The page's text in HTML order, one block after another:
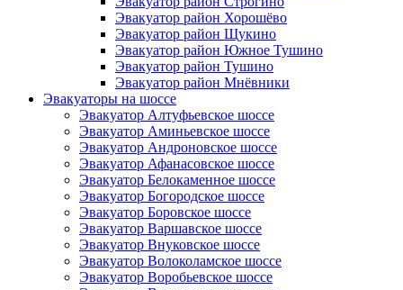
Эвакуатор район Хорошёво
Эвакуатор район Щукино
Эвакуатор район Южное Тушино
Эвакуатор район Тушино
Эвакуатор район Мнёвники
Эвакуаторы на шоссе
Эвакуатор Алтуфьевское шоссе
Эвакуатор Аминьевское шоссе
Эвакуатор Андроновское шоссе
Эвакуатор Афанасовское шоссе
Эвакуатор Белокаменное шоссе
Эвакуатор Богородское шоссе
Эвакуатор Боровское шоссе
Эвакуатор Варшавское шоссе
Эвакуатор Внуковское шоссе
Эвакуатор Волоколамское шоссе
Эвакуатор Воробьевское шоссе